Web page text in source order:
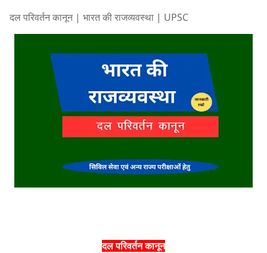
दल परिवर्तन कानून | भारत की राजव्यवस्था | UPSC
दल परिवर्तन कानून